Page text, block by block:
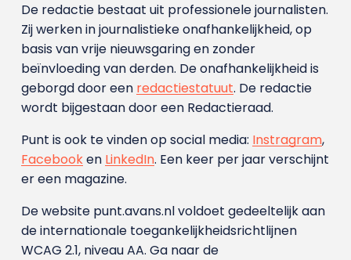
De redactie bestaat uit professionele journalisten.
Zij werken in journalistieke onafhankelijkheid, op
basis van vrije nieuwsgaring en zonder
beïnvloeding van derden. De onafhankelijkheid is
geborgd door een redactiestatuut. De redactie
wordt bijgestaan door een Redactieraad.
Punt is ook te vinden op social media: Instragram,
Facebooken LinkedIn. Een keer per jaar verschijnt
er een magazine.
De website punt.avans.nl voldoet gedeeltelijk aan
de internationale toegankelijkheidsrichtlijnen
WCAG 2.1, niveau AA. Ga naar de